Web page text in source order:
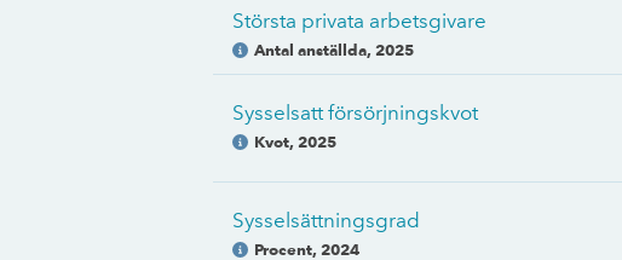
Största privata arbetsgivare
Antal anställda, 2025
Sysselsatt försörjningskvot
Kvot, 2025
Sysselsättningsgrad
Procent, 2024